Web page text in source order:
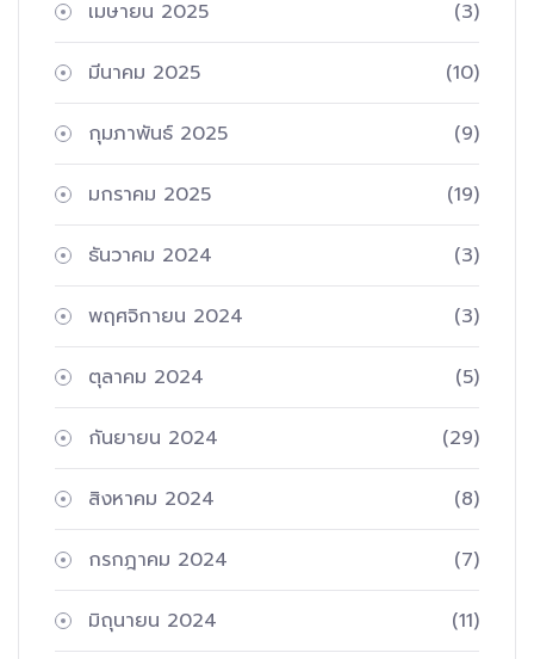
เมษายน 2025 (3)
มีนาคม 2025 (10)
กุมภาพันธ์ 2025 (9)
มกราคม 2025 (19)
ธันวาคม 2024 (3)
พฤศจิกายน 2024 (3)
ตุลาคม 2024 (5)
กันยายน 2024 (29)
สิงหาคม 2024 (8)
กรกฎาคม 2024 (7)
มิถุนายน 2024 (11)